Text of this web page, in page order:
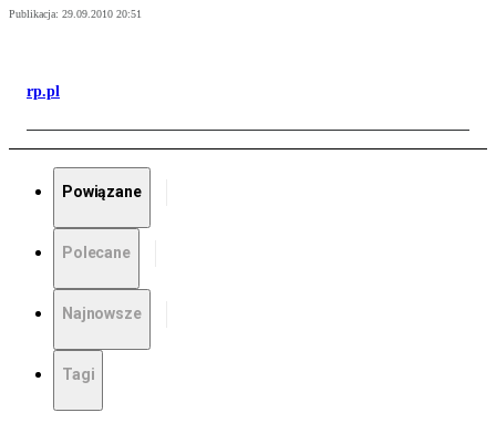
Publikacja: 29.09.2010 20:51
rp.pl
Powiązane
Polecane
Najnowsze
Tagi